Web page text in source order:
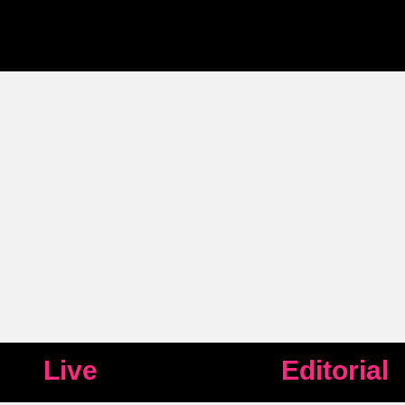
Live Editorial